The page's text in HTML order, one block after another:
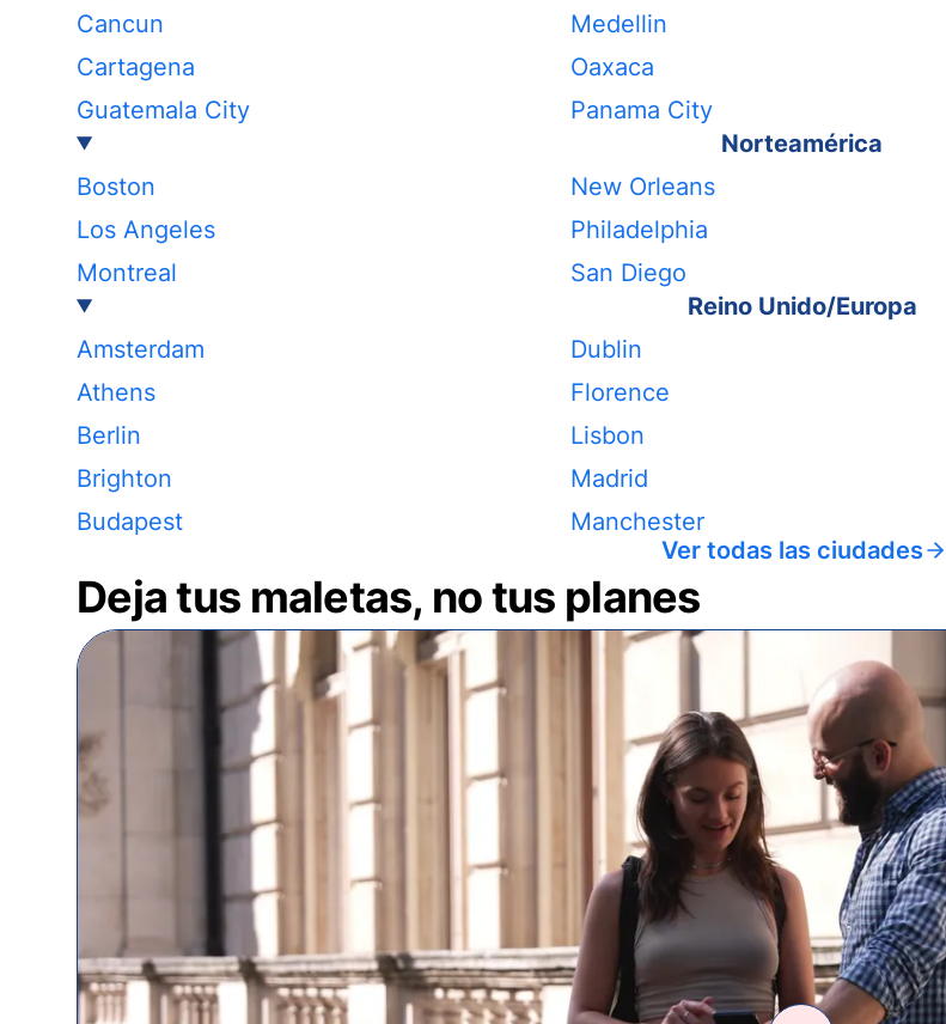
Cancun
Cartagena
Guatemala City
Medellin
Oaxaca
Panama City
Norteamérica
Boston
Los Angeles
Montreal
New Orleans
Philadelphia
San Diego
Reino Unido/Europa
Amsterdam
Athens
Berlin
Brighton
Budapest
Dublin
Florence
Lisbon
Madrid
Manchester
Ver todas las ciudades
Deja tus maletas, no tus planes